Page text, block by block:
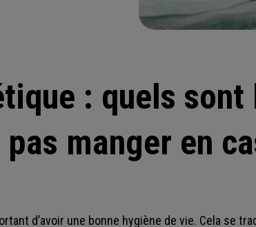
: quels sont
manger en
d’avoir une bonne hygiène de vie. Cela se